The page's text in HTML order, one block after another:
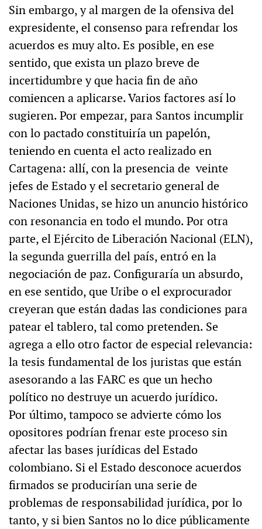
Sin embargo, y al margen de la ofensiva del
expresidente, el consenso para refrendar los
acuerdos es muy alto. Es posible, en ese
sentido, que exista un plazo breve de
incertidumbre y que hacia fin de año
comiencen a aplicarse. Varios factores así lo
sugieren. Por empezar, para Santos incumplir
con lo pactado constituiría un papelón,
teniendo en cuenta el acto realizado en
Cartagena: allí, con la presencia de veinte
jefes de Estado y el secretario general de
Naciones Unidas, se hizo un anuncio histórico
con resonancia en todo el mundo. Por otra
parte, el Ejército de Liberación Nacional (ELN),
la segunda guerrilla del país, entró en la
negociación de paz. Configuraría un absurdo,
en ese sentido, que Uribe o el exprocurador
creyeran que están dadas las condiciones para
patear el tablero, tal como pretenden. Se
agrega a ello otro factor de especial relevancia:
la tesis fundamental de los juristas que están
asesorando a las FARC es que un hecho
político no destruye un acuerdo jurídico.
Por último, tampoco se advierte cómo los
opositores podrían frenar este proceso sin
afectar las bases jurídicas del Estado
colombiano. Si el Estado desconoce acuerdos
firmados se producirían una serie de
problemas de responsabilidad jurídica, por lo
tanto, y si bien Santos no lo dice públicamente